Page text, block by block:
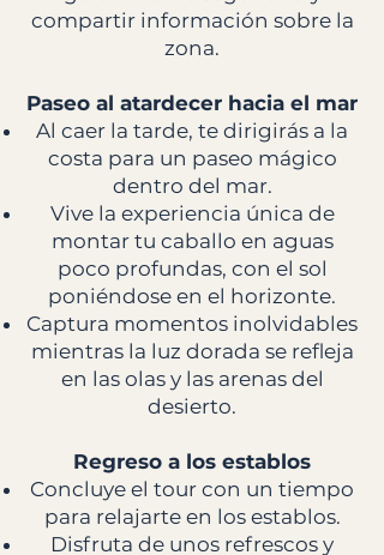
compartir información sobre la
zona.
Paseo al atardecer hacia el mar
Al caer la tarde, te dirigirás a la
costa para un paseo mágico
dentro del mar.
Vive la experiencia única de
montar tu caballo en aguas
poco profundas, con el sol
poniéndose en el horizonte.
Captura momentos inolvidables
mientras la luz dorada se refleja
en las olas y las arenas del
desierto.
Regreso a los establos
Concluye el tour con un tiempo
para relajarte en los establos.
Disfruta de unos refrescos y